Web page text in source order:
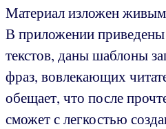
Материал изложен
В приложении
текстов, даны шаблоны
фраз, вовлекающих
обещает, что после
сможет с легкостью